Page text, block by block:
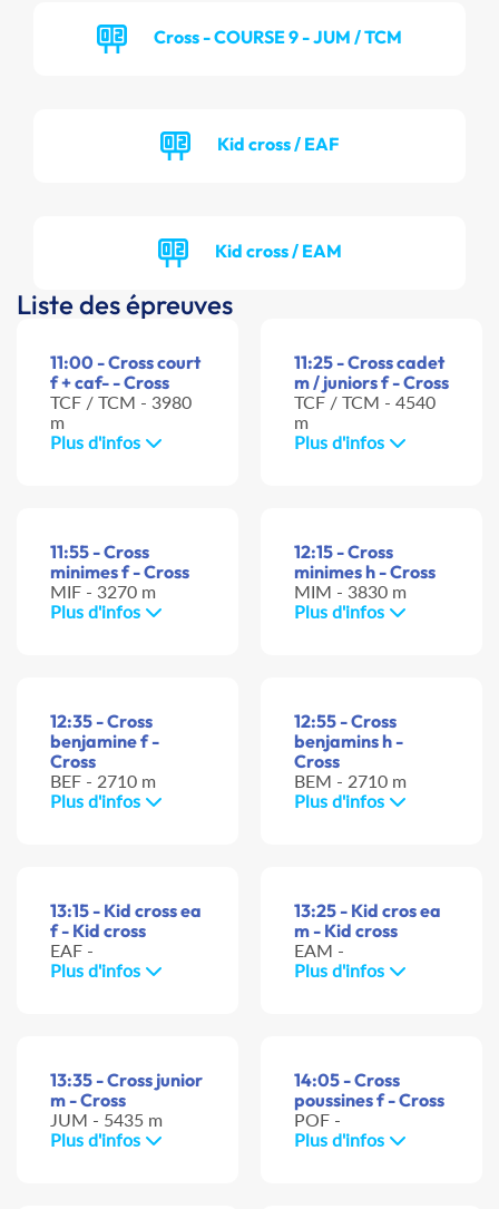
Cross - COURSE 9 - JUM / TCM
Kid cross / EAF
Kid cross / EAM
Liste des épreuves
11:00 - Cross court
f + caf- - Cross
TCF / TCM - 3980
m
Plus d'infos
11:25 - Cross cadet
m / juniors f - Cross
TCF / TCM - 4540
m
Plus d'infos
11:55 - Cross
minimes f - Cross
MIF - 3270 m
Plus d'infos
12:15 - Cross
minimes h - Cross
MIM - 3830 m
Plus d'infos
12:35 - Cross
benjamine f -
Cross
BEF - 2710 m
Plus d'infos
12:55 - Cross
benjamins h -
Cross
BEM - 2710 m
Plus d'infos
13:15 - Kid cross ea
f - Kid cross
EAF -
Plus d'infos
13:25 - Kid cros ea
m - Kid cross
EAM -
Plus d'infos
13:35 - Cross junior
m - Cross
JUM - 5435 m
Plus d'infos
14:05 - Cross
poussines f - Cross
POF -
Plus d'infos